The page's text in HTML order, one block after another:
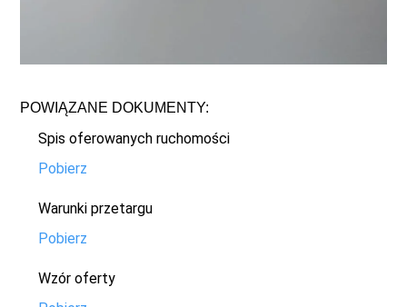
POWIĄZANE DOKUMENTY:
Spis oferowanych ruchomości
Pobierz
Warunki przetargu
Pobierz
Wzór oferty